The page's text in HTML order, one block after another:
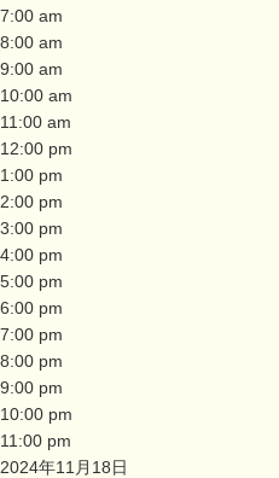
7:00 am
8:00 am
9:00 am
10:00 am
11:00 am
12:00 pm
1:00 pm
2:00 pm
3:00 pm
4:00 pm
5:00 pm
6:00 pm
7:00 pm
8:00 pm
9:00 pm
10:00 pm
11:00 pm
2024年11月18日